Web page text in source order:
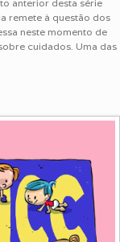
anterior desta série
remete à questão dos
neste momento de
cuidados. Uma das